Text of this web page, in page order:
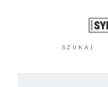
SZUKAJ